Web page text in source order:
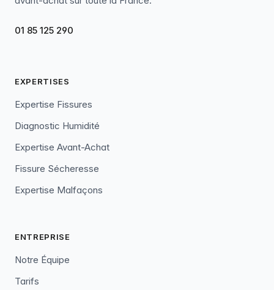
01 85 125 290
EXPERTISES
Expertise Fissures
Diagnostic Humidité
Expertise Avant-Achat
Fissure Sécheresse
Expertise Malfaçons
ENTREPRISE
Notre Équipe
Tarifs